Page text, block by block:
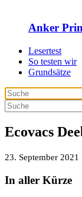
Anker
Lesertest
So testen wir
Grundsätze
Ecovacs
23. September 2021
In aller Kürze